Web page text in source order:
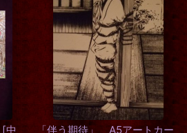
[中
「伴う期待」 A5アートカー